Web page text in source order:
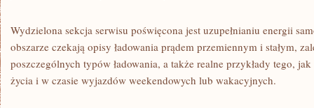
Wydzielona sekcja serwisu poświęcona jest uzupełnianiu energii
obszarze czekają opisy ładowania prądem przemiennym i stałym,
poszczególnych typów ładowania, a także realne przykłady tego, jak
życia i w czasie wyjazdów weekendowych lub wakacyjnych.